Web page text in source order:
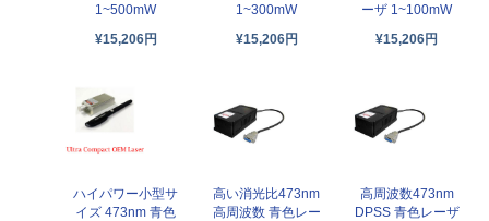
1~500mW
¥15,206円
1~300mW
¥15,206円
ーザ 1~100mW
¥15,206円
ハイパワー小型サ
イズ 473nm 青色
高い消光比473nm
高周波数 青色レー
高周波数473nm
DPSS 青色レーザ